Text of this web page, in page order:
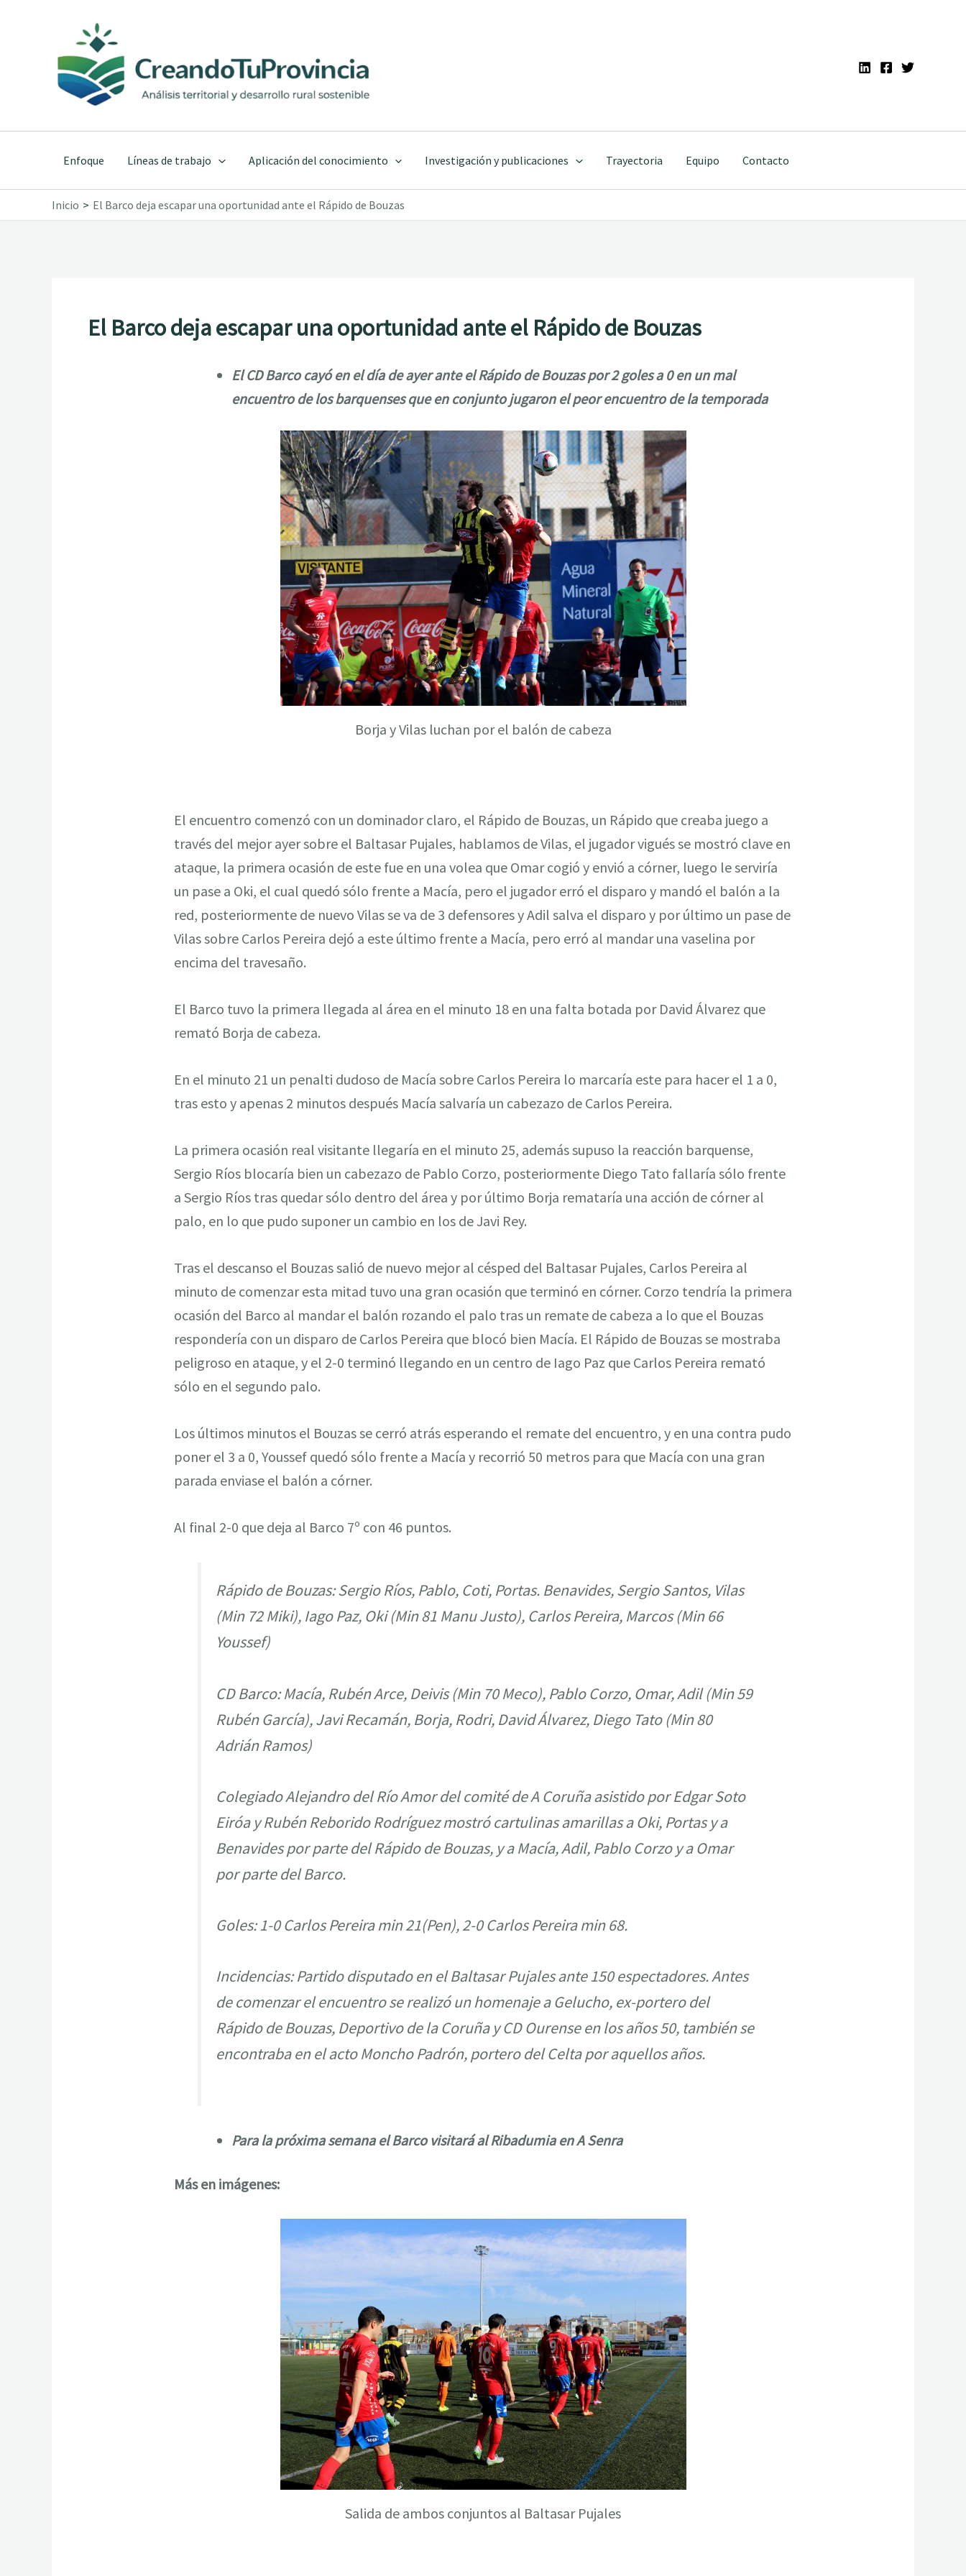
contenido
Enfoque Líneas de trabajo Aplicación del conocimiento Investigación y publicaciones Trayectoria Equipo Contacto
Inicio El Barco deja escapar una oportunidad ante el Rápido de Bouzas
El Barco deja escapar una oportunidad ante el Rápido de Bouzas
El CD Barco cayó en el día de ayer ante el Rápido de Bouzas por 2 goles a 0 en un mal
encuentro de los barquenses que en conjunto jugaron el peor encuentro de la temporada
Borja y Vilas luchan por el balón de cabeza
El encuentro comenzó con un dominador claro, el Rápido de Bouzas, un Rápido que creaba juego a
través del mejor ayer sobre el Baltasar Pujales, hablamos de Vilas, el jugador vigués se mostró clave en
ataque, la primera ocasión de este fue en una volea que Omar cogió y envió a córner, luego le serviría
un pase a Oki, el cual quedó sólo frente a Macía, pero el jugador erró el disparo y mandó el balón a la
red, posteriormente de nuevo Vilas se va de 3 defensores y Adil salva el disparo y por último un pase de
Vilas sobre Carlos Pereira dejó a este último frente a Macía, pero erró al mandar una vaselina por
encima del travesaño.
El Barco tuvo la primera llegada al área en el minuto 18 en una falta botada por David Álvarez que
remató Borja de cabeza.
En el minuto 21 un penalti dudoso de Macía sobre Carlos Pereira lo marcaría este para hacer el 1 a 0,
tras esto y apenas 2 minutos después Macía salvaría un cabezazo de Carlos Pereira.
La primera ocasión real visitante llegaría en el minuto 25, además supuso la reacción barquense,
Sergio Ríos blocaría bien un cabezazo de Pablo Corzo, posteriormente Diego Tato fallaría sólo frente
a Sergio Ríos tras quedar sólo dentro del área y por último Borja remataría una acción de córner al
palo, en lo que pudo suponer un cambio en los de Javi Rey.
Tras el descanso el Bouzas salió de nuevo mejor al césped del Baltasar Pujales, Carlos Pereira al
minuto de comenzar esta mitad tuvo una gran ocasión que terminó en córner. Corzo tendría la primera
ocasión del Barco al mandar el balón rozando el palo tras un remate de cabeza a lo que el Bouzas
respondería con un disparo de Carlos Pereira que blocó bien Macía. El Rápido de Bouzas se mostraba
peligroso en ataque, y el 2-0 terminó llegando en un centro de Iago Paz que Carlos Pereira remató
sólo en el segundo palo.
Los últimos minutos el Bouzas se cerró atrás esperando el remate del encuentro, y en una contra pudo
poner el 3 a 0, Youssef quedó sólo frente a Macía y recorrió 50 metros para que Macía con una gran
parada enviase el balón a córner.
Al final 2-0 que deja al Barco 7º con 46 puntos.
Rápido de Bouzas: Sergio Ríos, Pablo, Coti, Portas. Benavides, Sergio Santos, Vilas
(Min 72 Miki), Iago Paz, Oki (Min 81 Manu Justo), Carlos Pereira, Marcos (Min 66
Youssef)
CD Barco: Macía, Rubén Arce, Deivis (Min 70 Meco), Pablo Corzo, Omar, Adil (Min 59
Rubén García), Javi Recamán, Borja, Rodri, David Álvarez, Diego Tato (Min 80
Adrián Ramos)
Colegiado Alejandro del Río Amor del comité de A Coruña asistido por Edgar Soto
Eiróa y Rubén Reborido Rodríguez mostró cartulinas amarillas a Oki, Portas y a
Benavides por parte del Rápido de Bouzas, y a Macía, Adil, Pablo Corzo y a Omar
por parte del Barco.
Goles: 1-0 Carlos Pereira min 21(Pen), 2-0 Carlos Pereira min 68.
Incidencias: Partido disputado en el Baltasar Pujales ante 150 espectadores. Antes
de comenzar el encuentro se realizó un homenaje a Gelucho, ex-portero del
Rápido de Bouzas, Deportivo de la Coruña y CD Ourense en los años 50, también se
encontraba en el acto Moncho Padrón, portero del Celta por aquellos años.
Para la próxima semana el Barco visitará al Ribadumia en A Senra
Más en imágenes:
Salida de ambos conjuntos al Baltasar Pujales